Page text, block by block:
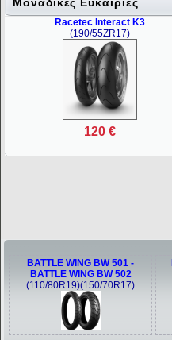
Racetec Interact K3
(190/55ZR17)
120 €
BATTLE WING BW 501 -
BATTLE WING BW 502
(110/80R19)(150/70R17)